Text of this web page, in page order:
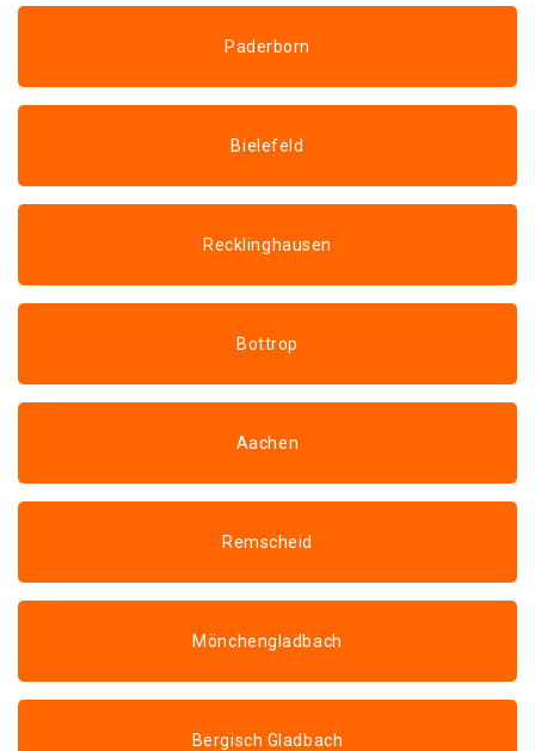
Paderborn
Bielefeld
Recklinghausen
Bottrop
Aachen
Remscheid
Mönchengladbach
Bergisch Gladbach